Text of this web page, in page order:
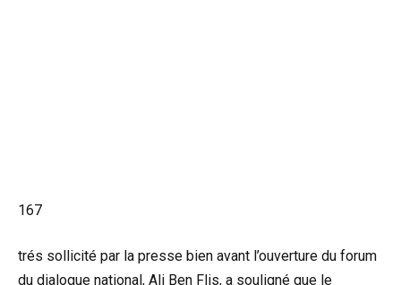
167
trés sollicité par la presse bien avant l’ouverture du forum
du dialogue national, Ali Ben Flis, a souligné que le